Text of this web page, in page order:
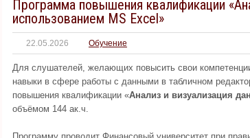
Программа повышения квалификации
использованием MS Excel»
22.05.2026 Обучение
Для слушателей, желающих повысить свои
навыки в сфере работы с данными в табличном
повышения квалификации «Анализ и визуализация
объёмом 144 ак.ч.